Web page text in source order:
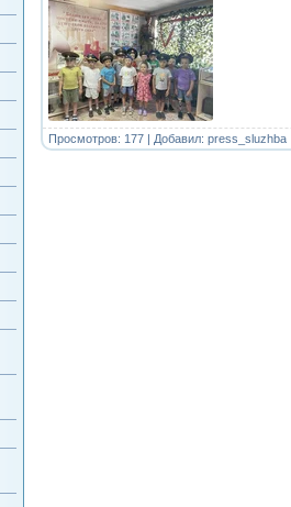
Просмотров: 177 | Добавил: press_sluzhba